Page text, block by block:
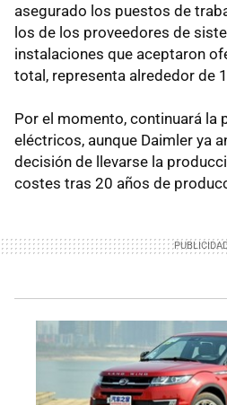
asegurado los puestos de
los de los proveedores de
instalaciones que aceptaron
total, representa alrededor de
Por el momento, continuará la
eléctricos, aunque Daimler ya
decisión de llevarse la
costes tras 20 años de